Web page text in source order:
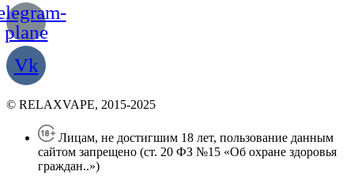
plane
Vk
© RELAXVAPE, 2015-2025
Лицам, не достигшим 18 лет, пользование данным
сайтом запрещено (ст. 20 ФЗ №15 «Об охране здоровья
граждан..»)